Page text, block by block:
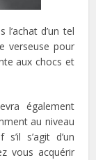
d’un tel
verseuse pour
aux chocs et
également
au niveau
s’agit d’un
vous acquérir